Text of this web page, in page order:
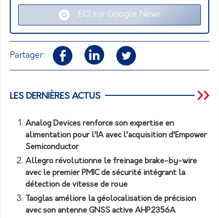
ECI sur Google News
Partager:
LES DERNIÈRES ACTUS
Analog Devices renforce son expertise en
alimentation pour l’IA avec l’acquisition d’Empower
Semiconductor
Allegro révolutionne le freinage brake-by-wire
avec le premier PMIC de sécurité intégrant la
détection de vitesse de roue
Taoglas améliore la géolocalisation de précision
avec son antenne GNSS active AHP2356A